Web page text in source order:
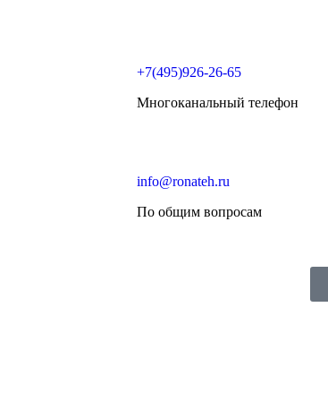
+7(495)926-26-65
Многоканальный телефон
info@ronateh.ru
По общим вопросам